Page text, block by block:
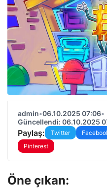
admin•06.10.2025 07:06•
Güncellendi: 06.10.2025
Paylaş: Twitter
Pinterest
Öne çıkan: